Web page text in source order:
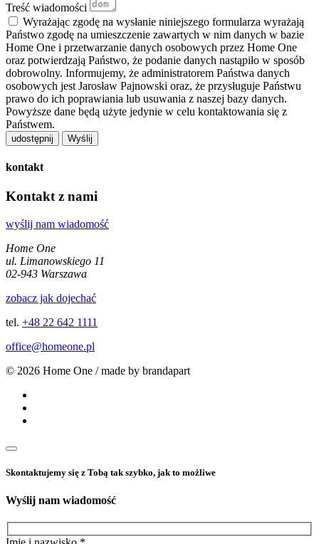
Treść wiadomości
Wyrażając zgodę na wysłanie niniejszego formularza wyrażają
Państwo zgodę na umieszczenie zawartych w nim danych w bazie
Home One i przetwarzanie danych osobowych przez Home One
oraz potwierdzają Państwo, że podanie danych nastąpiło w sposób
dobrowolny. Informujemy, że administratorem Państwa danych
osobowych jest Jarosław Pajnowski oraz, że przysługuje Państwu
prawo do ich poprawiania lub usuwania z naszej bazy danych.
Powyższe dane będą użyte jedynie w celu kontaktowania się z
Państwem.
udostępnij
kontakt
Kontakt z nami
wyślij nam wiadomość
Home One
ul. Limanowskiego 11
02-943 Warszawa
zobacz jak dojechać
tel. +48 22 642 1111
office@homeone.pl
© 2026 Home One / made by brandapart
Skontaktujemy się z Tobą tak szybko, jak to możliwe
Wyślij nam wiadomość